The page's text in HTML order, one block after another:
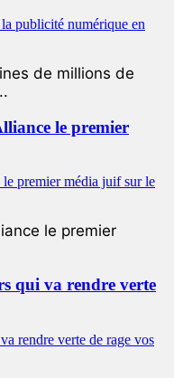
de millions de
le premier
le premier
qui va rendre verte